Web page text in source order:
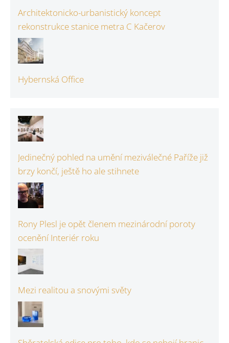
Architektonicko-urbanistický koncept
rekonstrukce stanice metra C Kačerov
Hybernská Office
Jedinečný pohled na umění meziválečné Paříže již
brzy končí, ještě ho ale stihnete
Rony Plesl je opět členem mezinárodní poroty
ocenění Interiér roku
Mezi realitou a snovými světy